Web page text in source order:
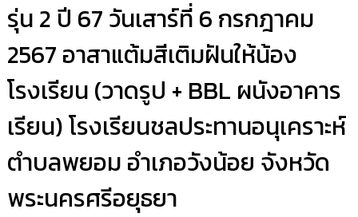
รุ่น 2 ปี 67 วันเสาร์ที่ 6 กรกฎาคม
2567 อาสาแต้มสีเติมฝันให้น้อง
โรงเรียน (วาดรูป + BBL ผนังอาคาร
เรียน) โรงเรียนชลประทานอนุเคราะห์
ตำบลพยอม อำเภอวังน้อย จังหวัด
พระนครศรีอยุธยา